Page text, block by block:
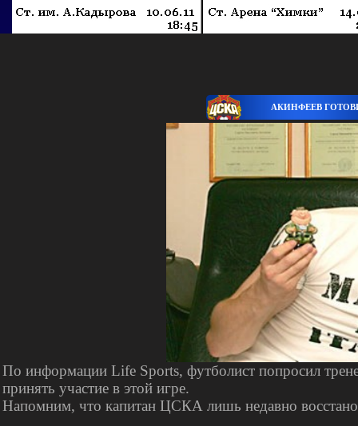
АКИНФЕЕВ
По информации Life Sports, футболист попросил
принять участие в этой игре.
Напомним, что капитан ЦСКА лишь недавно